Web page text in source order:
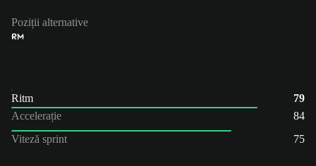
Poziții alternative
RM
Ritm
79
Accelerație
84
Viteză sprint
75